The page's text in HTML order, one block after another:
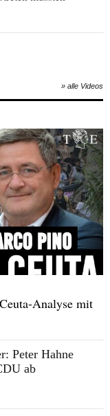
» alle Videos
Analyse mit
Peter Hahne
ab